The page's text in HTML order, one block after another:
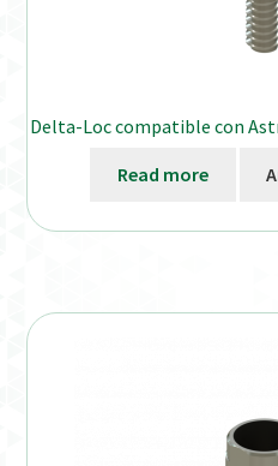
Delta-Loc compatible con
Read more